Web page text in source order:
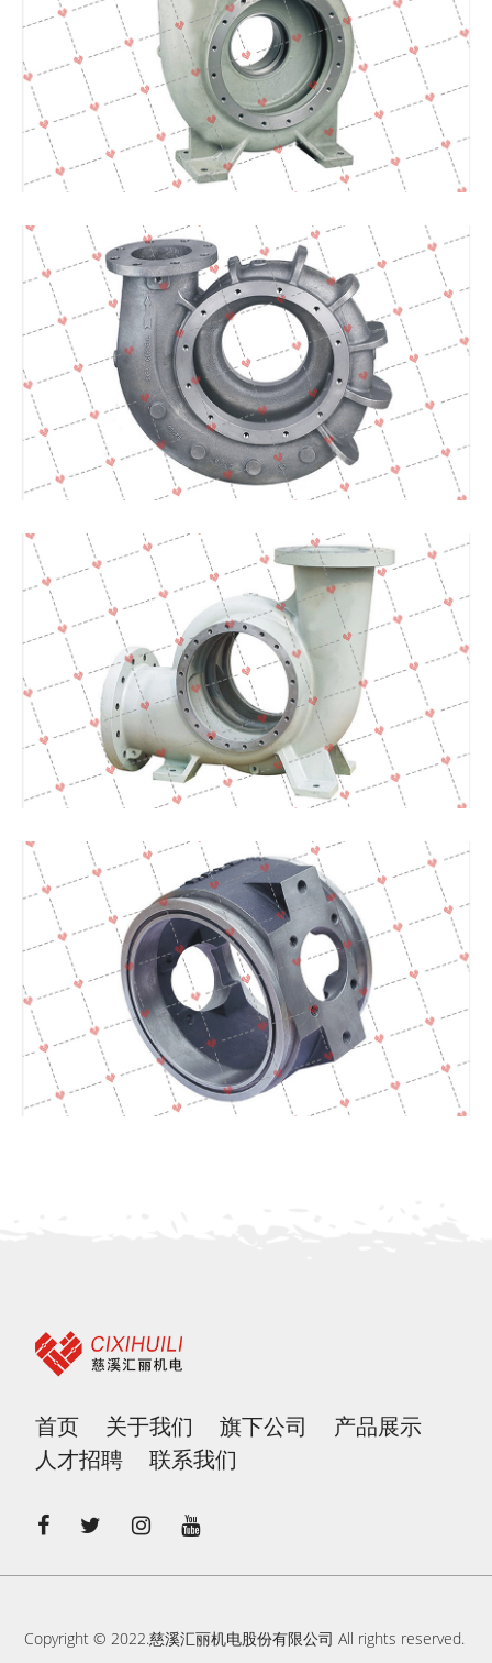
首页 关于我们 旗下公司
产品展示
人才招聘
联系我们
Copyright © 2022.慈溪汇丽机电股份有限公司 All rights reserved.